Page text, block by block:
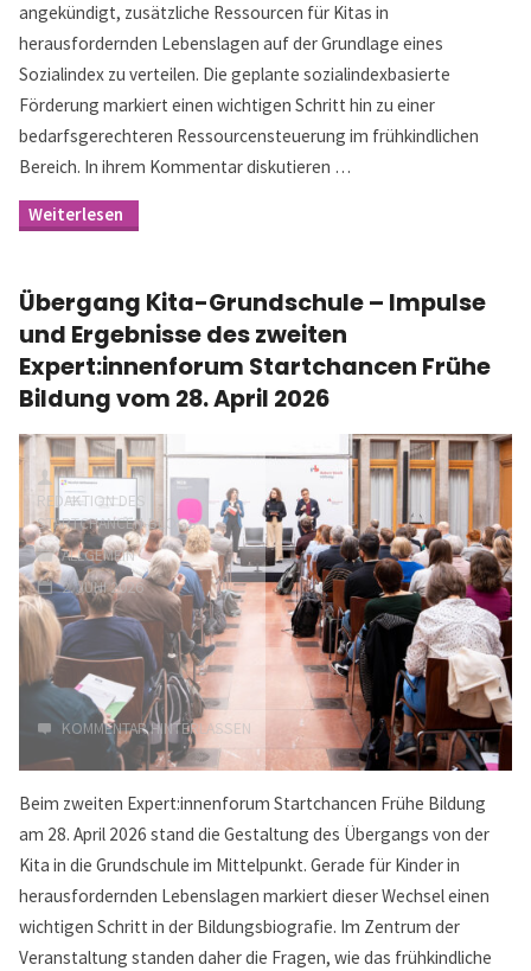
angekündigt, zusätzliche Ressourcen für Kitas in
herausfordernden Lebenslagen auf der Grundlage eines
Sozialindex zu verteilen. Die geplante sozialindexbasierte
Förderung markiert einen wichtigen Schritt hin zu einer
bedarfsgerechteren Ressourcensteuerung im frühkindlichen
Bereich. In ihrem Kommentar diskutieren …
Auswahl
Kommentar
zum
Referentenentwurf
für
KiTa-
und
-
Qualitätsentwicklungsgesetz
–
SCQEG"
Übergang Kita-Grundschule – Impulse
und Ergebnisse des zweiten
Expert:innenforum Startchancen Frühe
Bildung vom 28. April 2026
REDAKTION DES
STARTCHANCEN-BLOGS
ALLGEMEIN
2. JUNI 2026
KOMMENTAR HINTERLASSEN
Beim zweiten Expert:innenforum Startchancen Frühe Bildung
am 28. April 2026 stand die Gestaltung des Übergangs von der
Kita in die Grundschule im Mittelpunkt. Gerade für Kinder in
herausfordernden Lebenslagen markiert dieser Wechsel einen
wichtigen Schritt in der Bildungsbiografie. Im Zentrum der
Veranstaltung standen daher die Fragen, wie das frühkindliche